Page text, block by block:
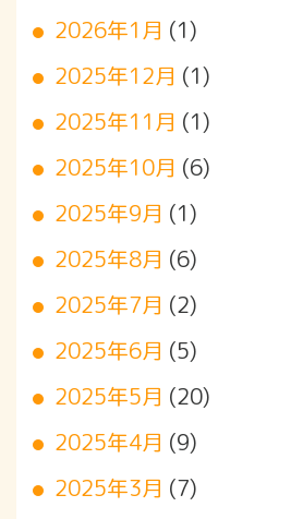
2026年1月 (1)
2025年12月 (1)
2025年11月 (1)
2025年10月 (6)
2025年9月 (1)
2025年8月 (6)
2025年7月 (2)
2025年6月 (5)
2025年5月 (20)
2025年4月 (9)
2025年3月 (7)